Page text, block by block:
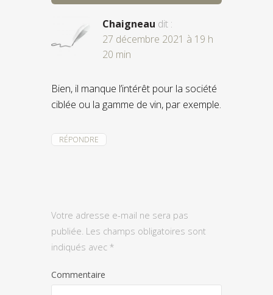
Chaigneau dit :
27 décembre 2021 à 19 h
20 min
Bien, il manque l’intérêt pour la société
ciblée ou la gamme de vin, par exemple.
RÉPONDRE
Votre adresse e-mail ne sera pas
publiée. Les champs obligatoires sont
indiqués avec *
Commentaire